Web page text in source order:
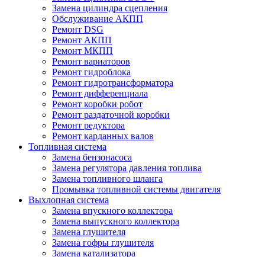
Замена цилиндра сцепления
Обслуживание АКПП
Ремонт DSG
Ремонт АКПП
Ремонт МКПП
Ремонт вариаторов
Ремонт гидроблока
Ремонт гидротрансформатора
Ремонт дифференциала
Ремонт коробки робот
Ремонт раздаточной коробки
Ремонт редуктора
Ремонт карданных валов
Топливная система
Замена бензонасоса
Замена регулятора давления топлива
Замена топливного шланга
Промывка топливной системы двигателя
Выхлопная система
Замена впускного коллектора
Замена выпускного коллектора
Замена глушителя
Замена гофры глушителя
Замена катализатора